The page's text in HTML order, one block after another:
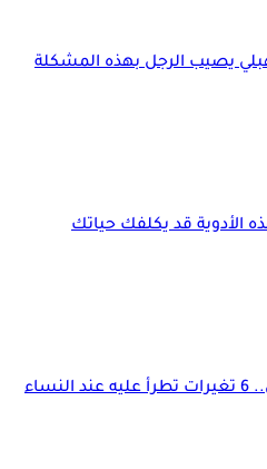
يصيب الرجل بهذه المشكلة
الأدوية قد يكلفك حياتك